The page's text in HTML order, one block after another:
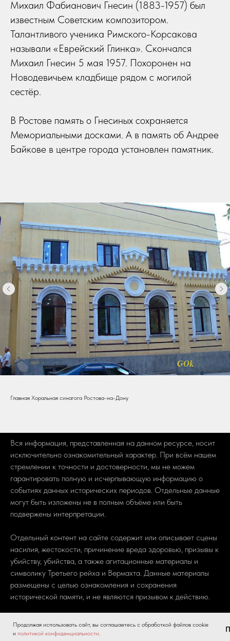
Михаил Фабианович Гнесин (1883-1957) был
известным Советским композитором.
Талантливого ученика Римского-Корсакова
называли «Еврейский Глинка». Скончался
Михаил Гнесин 5 мая 1957. Похоронен на
Новодевичьем кладбище рядом с могилой
сестёр.
В Ростове память о Гнесиных сохраняется
Мемориальными досками. А в память об Андрее
Байкове в центре города установлен памятник.
Главная Хоральная синагога Ростова-на-Дону
Вся информация, представленная на данном ресурсе, носит
исключительно ознакомительный характер. При всём нашем
стремлении к точности и достоверности, мы не можем
гарантировать полную и исчерпывающую информацию о
событиях данных исторических периодов. Отдельные данные
могут быть изложены не в полным объёме или быть
подвержены интерпретации.
Отдельный контент на сайте содержит или описывает сцены
насилия, жестокости, причинение вреда здоровью, призывы к
убийству, убийства, а также агитационные материалы и
символику Третьего рейха и Вермахта. Данные материалы
размещены с целью ознакомления и сохранения
исторической памяти, и не являются призывом к действию.
Администрация сайта не несет ответственности за
возможные неточности, ошибки или упущения. Для получения
Продолжая использовать сайт, вы соглашаетесь с обработкой файлов cookie
и политикой конфиденциальности.